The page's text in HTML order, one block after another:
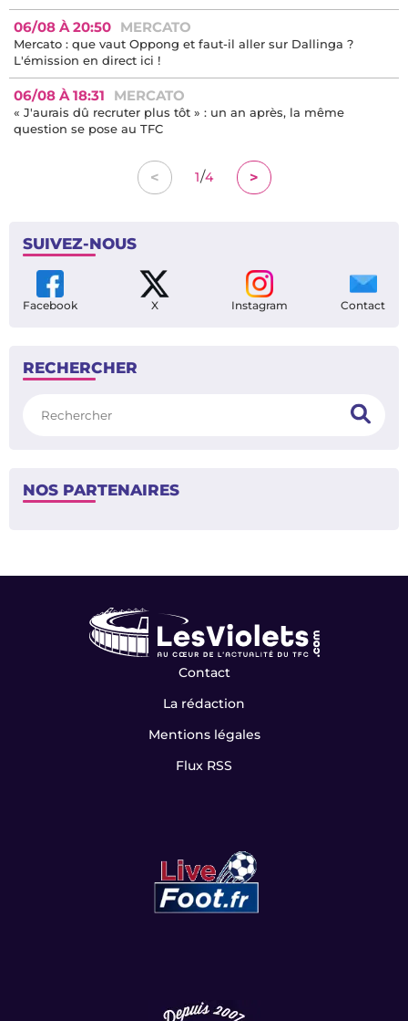
06/08 À 20:50 MERCATO
Mercato : que vaut Oppong et faut-il aller sur Dallinga ?
L'émission en direct ici !
06/08 À 18:31 MERCATO
« J'aurais dû recruter plus tôt » : un an après, la même
question se pose au TFC
< 1/4 >
SUIVEZ-NOUS
Facebook X Instagram Contact
RECHERCHER
NOS PARTENAIRES
Contact
La rédaction
Mentions légales
Flux RSS